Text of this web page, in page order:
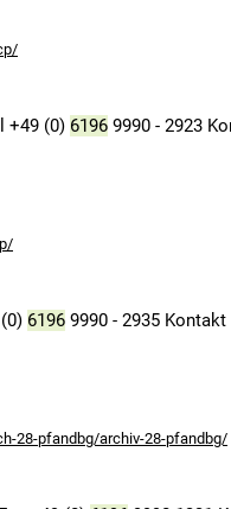
+49 (0) 6196 9990 - 2923
6196 9990 - 2935
28-pfandbg/archiv-28-pfandbg/